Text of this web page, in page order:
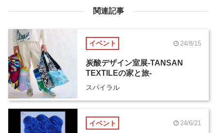
関連記事
イベント 24/8/15
炭酸デザイン室展-TANSAN
TEXTILEの家と旅-
スパイラル
イベント 24/6/21